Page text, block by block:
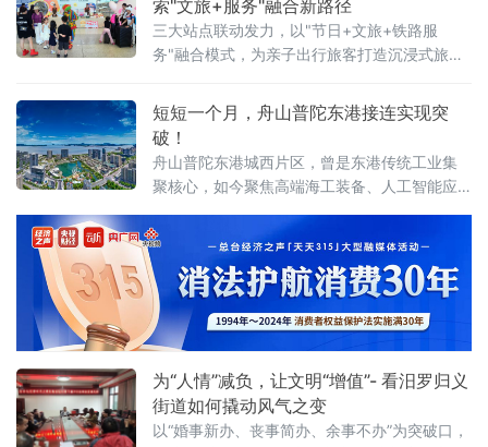
索"文旅+服务"融合新路径
三大站点联动发力，以"节日+文旅+铁路服
务"融合模式，为亲子出行旅客打造沉浸式旅途
站、武汉东站设联动分会场，重点面向环线列
车亲子出行旅客打造特色服务。活动前期，车
站依
短短一个月，舟山普陀东港接连实现突
破！
舟山普陀东港城西片区，曾是东港传统工业集
聚核心，如今聚焦高端海工装备、人工智能应
批优质企业相继落地，汽车零售总部集聚区也
加速成型，新能源汽车集合店二期等关键项目
稳步推进，发展动能持续增强。
为“人情”减负，让文明“增值”- 看汨罗归义
街道如何撬动风气之变
以“婚事新办、丧事简办、余事不办”为突破口，